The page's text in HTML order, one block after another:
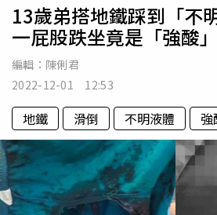
13歲弟搭地鐵踩到「不
一屁股跌坐竟是「強酸
編輯： 陳俐君
2022-12-01 12:53
地鐵 滑倒 不明液體 強